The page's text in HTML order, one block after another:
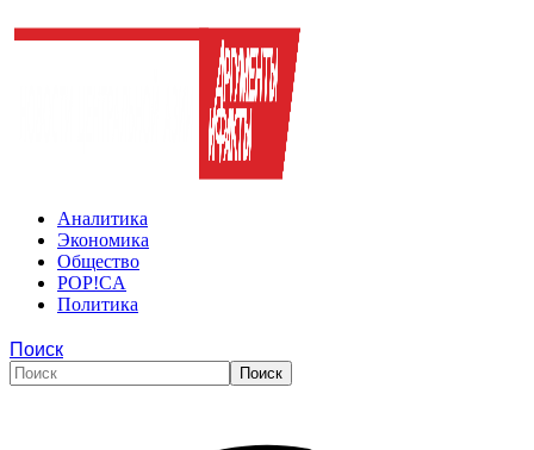
Аналитика
Экономика
Общество
POP!CA
Политика
Поиск